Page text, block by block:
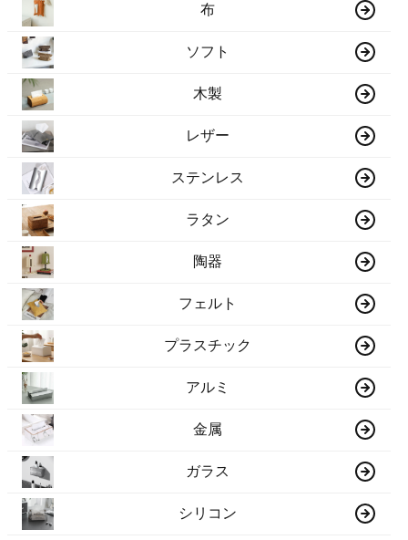
布
ソフト
木製
レザー
ステンレス
ラタン
陶器
フェルト
プラスチック
アルミ
金属
ガラス
シリコン